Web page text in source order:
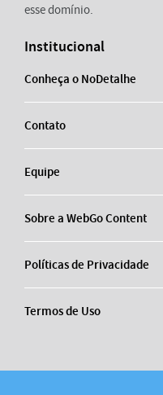
esse domínio.
Institucional
Conheça o NoDetalhe
Contato
Equipe
Sobre a WebGo Content
Políticas de Privacidade
Termos de Uso